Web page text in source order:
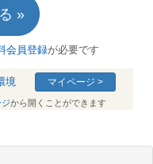
»
会員登録が必要です
境 マイページ >
から開くことができます